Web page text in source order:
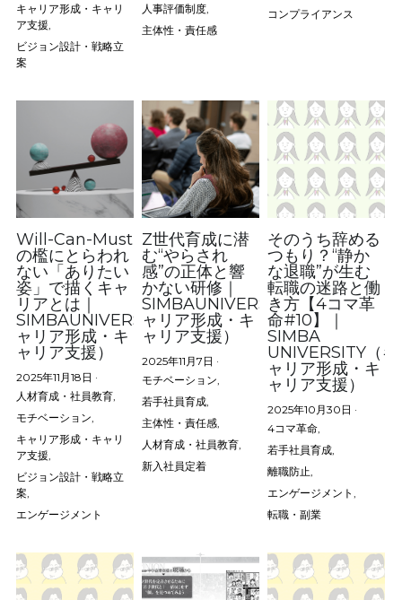
キャリア形成・キャリ
ア支援,
ビジョン設計・戦略立
案
人事評価制度,
主体性・責任感
コンプライアンス
Will-Can-Must
の檻にとらわれ
ない「ありたい
姿」で描くキャ
リアとは｜
SIMBAUNIVERSITY（キ
ャリア形成・キ
ャリア支援）
2025年11月18日 ·
人材育成・社員教育,
モチベーション,
キャリア形成・キャリ
ア支援,
ビジョン設計・戦略立
案,
エンゲージメント
Z世代育成に潜
む“やらされ
感”の正体と響
かない研修｜
SIMBAUNIVERSITY（キ
ャリア形成・キ
ャリア支援）
2025年11月7日 ·
モチベーション,
若手社員育成,
主体性・責任感,
人材育成・社員教育,
新入社員定着
そのうち辞める
つもり？“静か
な退職”が生む
転職の迷路と働
き方【4コマ革
命#10】｜
SIMBA
UNIVERSITY（キ
ャリア形成・キ
ャリア支援）
2025年10月30日 ·
4コマ革命,
若手社員育成,
離職防止,
エンゲージメント,
転職・副業